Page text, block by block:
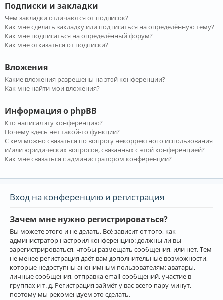
Подписки и закладки
Чем закладки отличаются от подписок?
Как мне сделать закладку или подписаться на определённую тему?
Как мне подписаться на определённый форум?
Как мне отказаться от подписки?
Вложения
Какие вложения разрешены на этой конференции?
Как мне найти мои вложения?
Информация о phpBB
Кто написал эту конференцию?
Почему здесь нет такой-то функции?
С кем можно связаться по вопросу некорректного использования
и/или юридических вопросов, связанных с этой конференцией?
Как мне связаться с администратором конференции?
Вход на конференцию и регистрация
Зачем мне нужно регистрироваться?
Вы можете этого и не делать. Всё зависит от того, как
администратор настроил конференцию: должны ли вы
зарегистрироваться, чтобы размещать сообщения, или нет. Тем
не менее регистрация даёт вам дополнительные возможности,
которые недоступны анонимным пользователям: аватары,
личные сообщения, отправка email-сообщений, участие в
группах и т. д. Регистрация займёт у вас всего пару минут,
поэтому мы рекомендуем это сделать.